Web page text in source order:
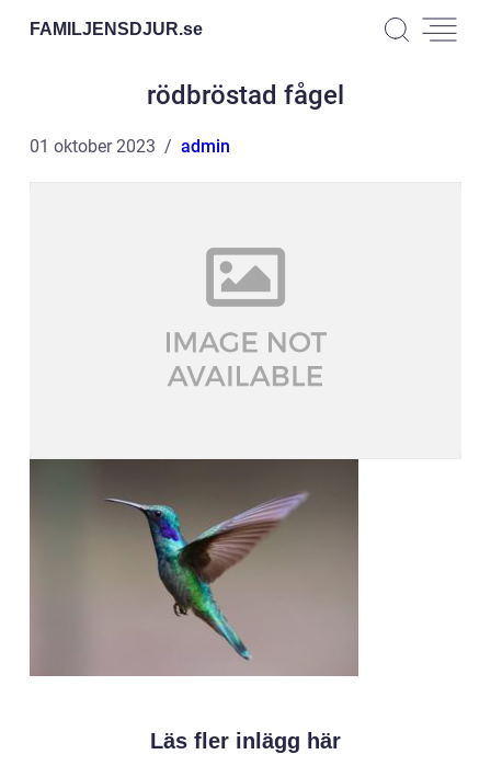
FAMILJENSDJUR.se
rödbröstad fågel
01 oktober 2023 admin
Läs fler inlägg här